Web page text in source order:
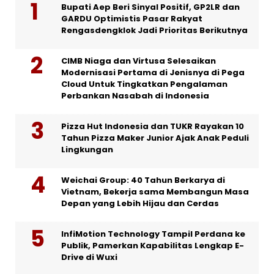
Bupati Aep Beri Sinyal Positif, GP2LR dan
GARDU Optimistis Pasar Rakyat
Rengasdengklok Jadi Prioritas Berikutnya
CIMB Niaga dan Virtusa Selesaikan
Modernisasi Pertama di Jenisnya di Pega
Cloud Untuk Tingkatkan Pengalaman
Perbankan Nasabah di Indonesia
Pizza Hut Indonesia dan TUKR Rayakan 10
Tahun Pizza Maker Junior Ajak Anak Peduli
Lingkungan
Weichai Group: 40 Tahun Berkarya di
Vietnam, Bekerja sama Membangun Masa
Depan yang Lebih Hijau dan Cerdas
InfiMotion Technology Tampil Perdana ke
Publik, Pamerkan Kapabilitas Lengkap E-
Drive di Wuxi